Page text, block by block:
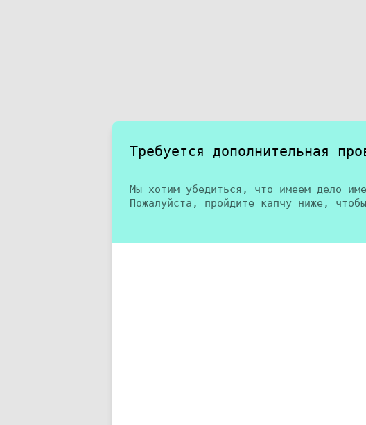
Требуется дополнительная
Мы хотим убедиться, что имеем дело
Пожалуйста, пройдите капчу ниже,